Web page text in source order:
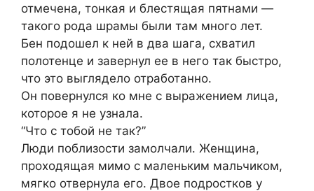
отмечена, тонкая и блестящая пятнами —
такого рода шрамы были там много лет.
Бен подошел к ней в два шага, схватил
полотенце и завернул ее в него так быстро,
что это выглядело отработанно.
Он повернулся ко мне с выражением лица,
которое я не узнала.
“Что с тобой не так?”
Люди поблизости замолчали. Женщина,
проходящая мимо с маленьким мальчиком,
мягко отвернула его. Двое подростков у